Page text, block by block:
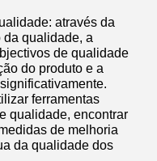
através da
qualidade, a
de qualidade
do produto e a
ferramentas
qualidade, encontrar
de melhoria
da qualidade dos